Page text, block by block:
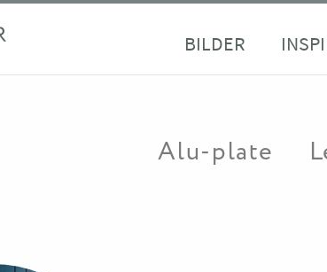
BILDER
Alu-plate